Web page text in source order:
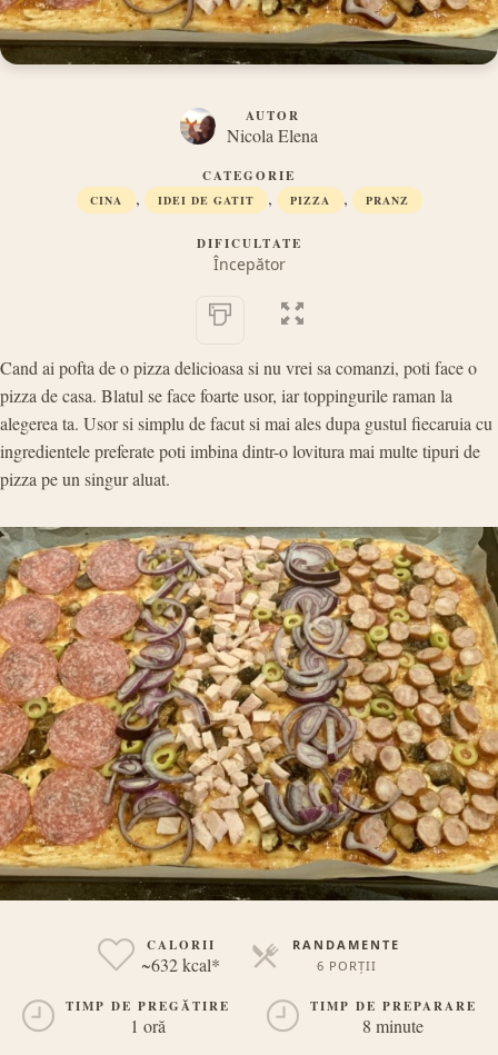
AUTOR
Nicola Elena
CATEGORIE
CINA , IDEI DE GATIT , PIZZA , PRANZ
DIFICULTATE
Începător
Cand ai pofta de o pizza delicioasa si nu vrei sa comanzi, poti face o
pizza de casa. Blatul se face foarte usor, iar toppingurile raman la
alegerea ta. Usor si simplu de facut si mai ales dupa gustul fiecaruia cu
ingredientele preferate poti imbina dintr-o lovitura mai multe tipuri de
pizza pe un singur aluat.
CALORII
~632 kcal*
RANDAMENTE
6 PORȚII
TIMP DE PREGĂTIRE
1 oră
TIMP DE PREPARARE
8 minute